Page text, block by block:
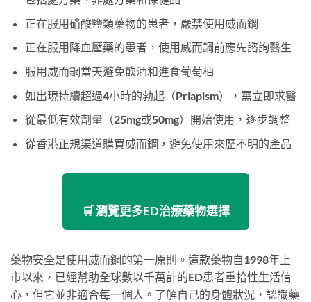
正在服用硝酸鹽類藥物的患者，嚴禁使用威而鋼
正在服用降血壓藥的患者，使用威而鋼前應先諮詢醫生
服用威而鋼當天避免飲酒和進食葡萄柚
如出現持續超過4小時的勃起（Priapism），需立即求醫
從最低有效劑量（25mg或50mg）開始使用，逐步調整
從香港正規渠道購買威而鋼，避免使用來歷不明的產品
🛒 瀏覽更多ED治療藥物選擇
藥物安全是使用威而鋼的第一原則。這款藥物自1998年上
市以來，已經幫助全球數以千萬計的ED患者重拾性生活信
心，但它並非適合每一個人。了解自己的身體狀況，認識藥